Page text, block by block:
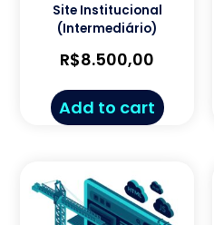
Site Institucional
(Intermediário)
R$8.500,00
Add to cart